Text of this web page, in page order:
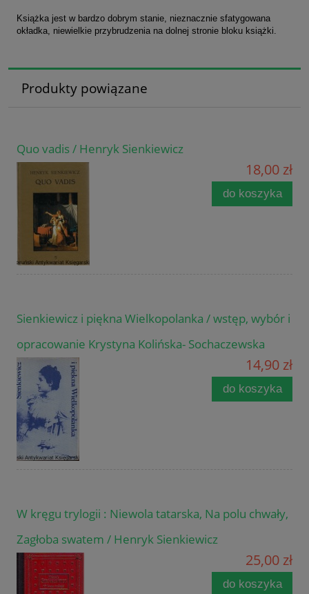
Książka jest w bardzo dobrym stanie, nieznacznie sfatygowana
okładka, niewielkie przybrudzenia na dolnej stronie bloku książki.
Produkty powiązane
Quo vadis / Henryk Sienkiewicz
18,00 zł
do koszyka
Sienkiewicz i piękna Wielkopolanka / wstęp, wybór i
opracowanie Krystyna Kolińska- Sochaczewska
14,90 zł
do koszyka
W kręgu trylogii : Niewola tatarska, Na polu chwały,
Zagłoba swatem / Henryk Sienkiewicz
25,00 zł
do koszyka